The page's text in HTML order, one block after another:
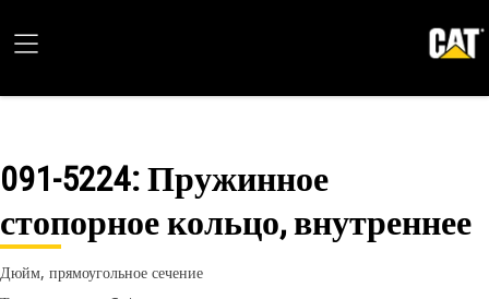
091-5224: Пружинное
стопорное кольцо, внутреннее
Дюйм, прямоугольное сечение